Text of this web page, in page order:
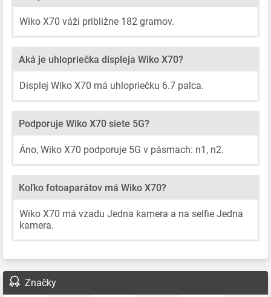
Wiko X70 váži približne 182 gramov.
Aká je uhlopriečka displeja Wiko X70?
Displej Wiko X70 má uhlopriečku 6.7 palca.
Podporuje Wiko X70 siete 5G?
Áno, Wiko X70 podporuje 5G v pásmach: n1, n2.
Koľko fotoaparátov má Wiko X70?
Wiko X70 má vzadu Jedna kamera a na selfie Jedna
kamera.
Značky